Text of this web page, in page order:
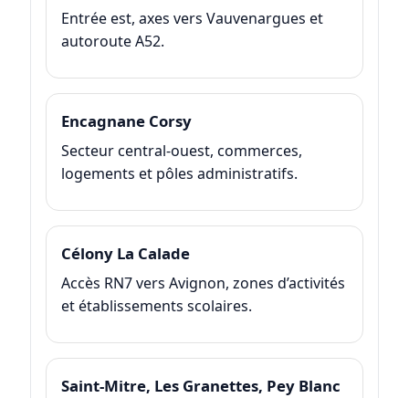
Entrée est, axes vers Vauvenargues et
autoroute A52.
Encagnane Corsy
Secteur central-ouest, commerces,
logements et pôles administratifs.
Célony La Calade
Accès RN7 vers Avignon, zones d’activités
et établissements scolaires.
Saint-Mitre, Les Granettes, Pey Blanc